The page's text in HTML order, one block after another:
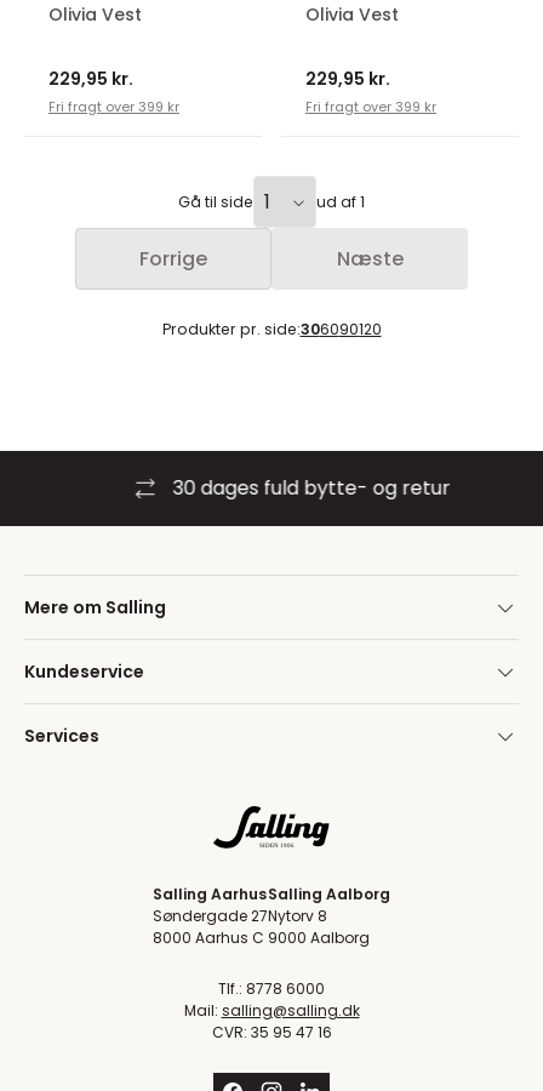
Olivia Vest
229,95 kr.
Fri fragt over 399 kr
Olivia Vest
229,95 kr.
Fri fragt over 399 kr
Gå til side ud af 1
Forrige Næste
Produkter pr. side:306090120
30 dages fuld bytte- og retur
Mere om Salling
Kundeservice
Services
Salling Aarhus
Søndergade 27
8000 Aarhus C
Salling Aalborg
Nytorv 8
9000 Aalborg
Tlf.: 8778 6000
Mail: salling@salling.dk
CVR: 35 95 47 16